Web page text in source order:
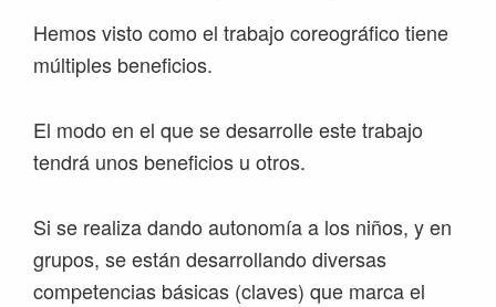
Hemos visto como el trabajo coreográfico tiene
múltiples beneficios.
El modo en el que se desarrolle este trabajo
tendrá unos beneficios u otros.
Si se realiza dando autonomía a los niños, y en
grupos, se están desarrollando diversas
competencias básicas (claves) que marca el